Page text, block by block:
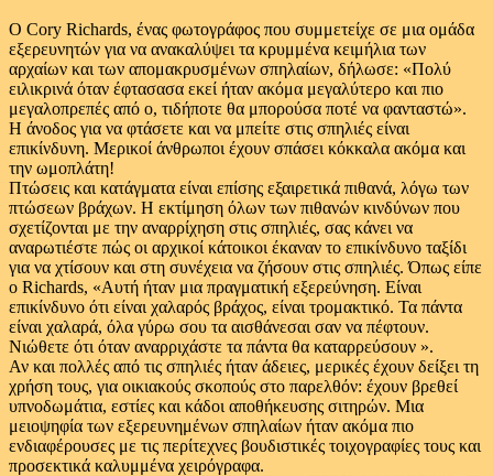
Ο Cory Richards, ένας φωτογράφος που συμμετείχε σε μια ομάδα
εξερευνητών για να ανακαλύψει τα κρυμμένα κειμήλια των
αρχαίων και των απομακρυσμένων σπηλαίων, δήλωσε: «Πολύ
ειλικρινά όταν έφτασασα εκεί ήταν ακόμα μεγαλύτερο και πιο
μεγαλοπρεπές από ο, τιδήποτε θα μπορούσα ποτέ να φανταστώ».
Η άνοδος για να φτάσετε και να μπείτε στις σπηλιές είναι
επικίνδυνη. Μερικοί άνθρωποι έχουν σπάσει κόκκαλα ακόμα και
την ωμοπλάτη!
Πτώσεις και κατάγματα είναι επίσης εξαιρετικά πιθανά, λόγω των
πτώσεων βράχων. Η εκτίμηση όλων των πιθανών κινδύνων που
σχετίζονται με την αναρρίχηση στις σπηλιές, σας κάνει να
αναρωτιέστε πώς οι αρχικοί κάτοικοι έκαναν το επικίνδυνο ταξίδι
για να χτίσουν και στη συνέχεια να ζήσουν στις σπηλιές. Όπως είπε
ο Richards, «Αυτή ήταν μια πραγματική εξερεύνηση. Είναι
επικίνδυνο ότι είναι χαλαρός βράχος, είναι τρομακτικό. Τα πάντα
είναι χαλαρά, όλα γύρω σου τα αισθάνεσαι σαν να πέφτουν.
Νιώθετε ότι όταν αναρριχάστε τα πάντα θα καταρρεύσουν ».
Αν και πολλές από τις σπηλιές ήταν άδειες, μερικές έχουν δείξει τη
χρήση τους, για οικιακούς σκοπούς στο παρελθόν: έχουν βρεθεί
υπνοδωμάτια, εστίες και κάδοι αποθήκευσης σιτηρών. Μια
μειοψηφία των εξερευνημένων σπηλαίων ήταν ακόμα πιο
ενδιαφέρουσες με τις περίτεχνες βουδιστικές τοιχογραφίες τους και
προσεκτικά καλυμμένα χειρόγραφα.